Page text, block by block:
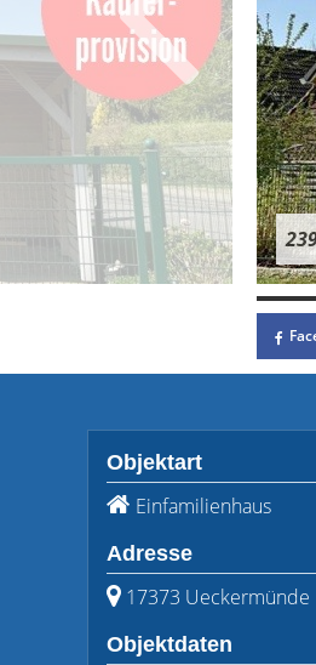
Objektart
Einfamilienhaus
Adresse
17373 Ueckermünde
Objektdaten